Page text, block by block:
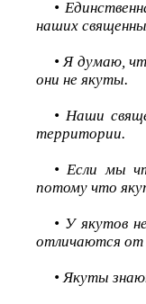
•
наших
• Я думаю,
они не якуты.
• Наши
территории.
• Если мы
потому что
• У якутов
отличаются от
• Якуты